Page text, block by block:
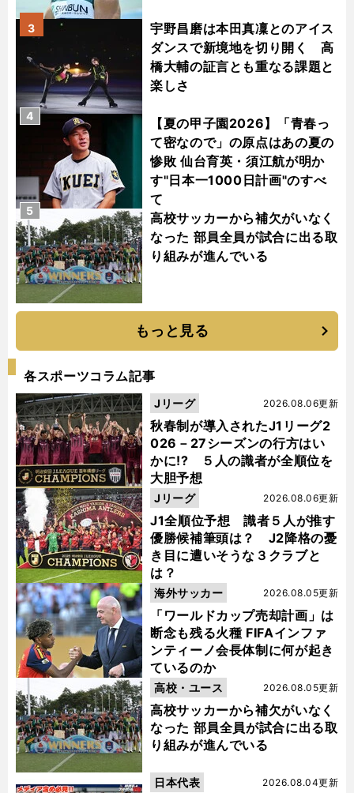
宇野昌磨は本田真凜とのアイス
ダンスで新境地を切り開く 高
橋大輔の証言とも重なる課題と
楽しさ
3
【夏の甲子園2026】「青春っ
て密なので」の原点はあの夏の
惨敗 仙台育英・須江航が明か
す"日本一1000日計画"のすべ
て
4
高校サッカーから補欠がいなく
なった 部員全員が試合に出る取
り組みが進んでいる
5
もっと見る
各スポーツコラム記事
秋春制が導入されたJ1リーグ2
026－27シーズンの行方はい
かに!? ５人の識者が全順位を
大胆予想
2026.08.06更新
Jリーグ
J1全順位予想 識者５人が推す
優勝候補筆頭は？ J2降格の憂
き目に遭いそうな３クラブと
は？
2026.08.06更新
Jリーグ
「ワールドカップ売却計画」は
断念も残る火種 FIFAインファ
ンティーノ会長体制に何が起き
ているのか
2026.08.05更新
海外サッカー
高校サッカーから補欠がいなく
なった 部員全員が試合に出る取
り組みが進んでいる
2026.08.05更新
高校・ユース
2026.08.04更新
日本代表